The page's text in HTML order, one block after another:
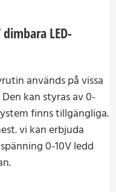
LED-
används på vissa
kan styras av 0-
finns tillgängliga.
vi kan erbjuda
0-10V ledd